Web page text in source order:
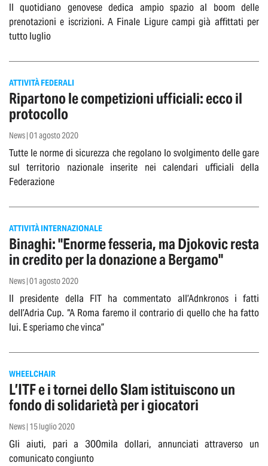
Il quotidiano genovese dedica ampio spazio al boom delle
prenotazioni e iscrizioni. A Finale Ligure campi già affittati per
tutto luglio
ATTIVITÀ FEDERALI
Ripartono le competizioni ufficiali: ecco il
protocollo
News | 01 agosto 2020
Tutte le norme di sicurezza che regolano lo svolgimento delle gare
sul territorio nazionale inserite nei calendari ufficiali della
Federazione
ATTIVITÀ INTERNAZIONALE
Binaghi: "Enorme fesseria, ma Djokovic resta
in credito per la donazione a Bergamo"
News | 01 agosto 2020
Il presidente della FIT ha commentato all’Adnkronos i fatti
dell’Adria Cup. “A Roma faremo il contrario di quello che ha fatto
lui. E speriamo che vinca”
WHEELCHAIR
L’ITF e i tornei dello Slam istituiscono un
fondo di solidarietà per i giocatori
News | 15 luglio 2020
Gli aiuti, pari a 300mila dollari, annunciati attraverso un
comunicato congiunto